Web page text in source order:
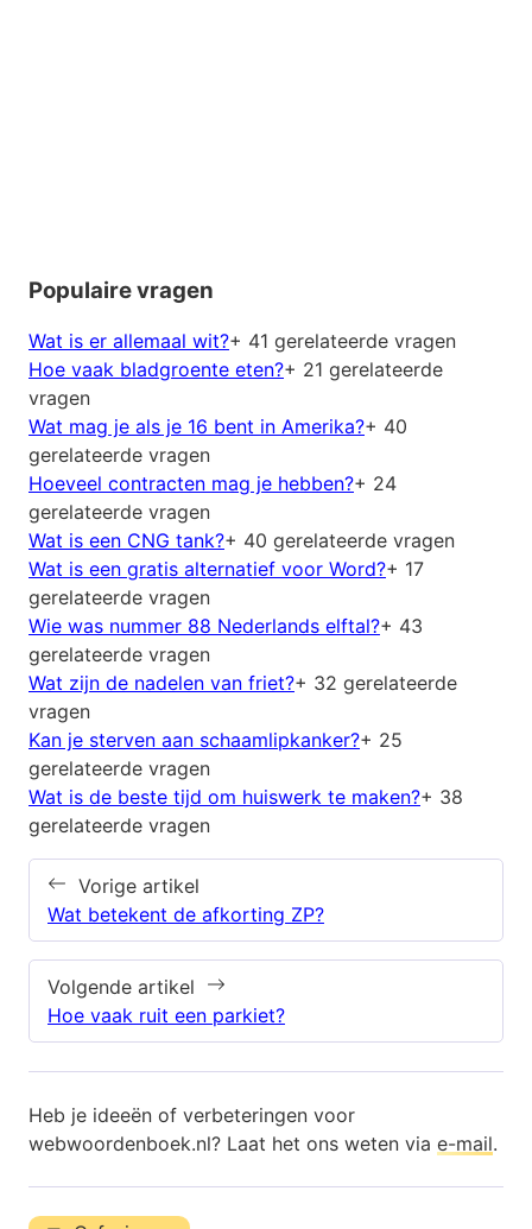
Populaire vragen
Wat is er allemaal wit?+ 41 gerelateerde vragen
Hoe vaak bladgroente eten?+ 21 gerelateerde
vragen
Wat mag je als je 16 bent in Amerika?+ 40
gerelateerde vragen
Hoeveel contracten mag je hebben?+ 24
gerelateerde vragen
Wat is een CNG tank?+ 40 gerelateerde vragen
Wat is een gratis alternatief voor Word?+ 17
gerelateerde vragen
Wie was nummer 88 Nederlands elftal?+ 43
gerelateerde vragen
Wat zijn de nadelen van friet?+ 32 gerelateerde
vragen
Kan je sterven aan schaamlipkanker?+ 25
gerelateerde vragen
Wat is de beste tijd om huiswerk te maken?+ 38
gerelateerde vragen
Vorige artikel
Wat betekent de afkorting ZP?
Volgende artikel
Hoe vaak ruit een parkiet?
Heb je ideeën of verbeteringen voor
webwoordenboek.nl? Laat het ons weten via e-mail.